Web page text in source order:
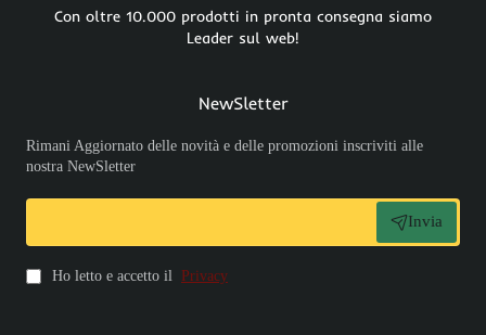
Con oltre 10.000 prodotti in pronta consegna siamo
Leader sul web!
NewSletter
Rimani Aggiornato delle novità e delle promozioni inscriviti alle
nostra NewSletter
Invia
Ho letto e accetto il Privacy